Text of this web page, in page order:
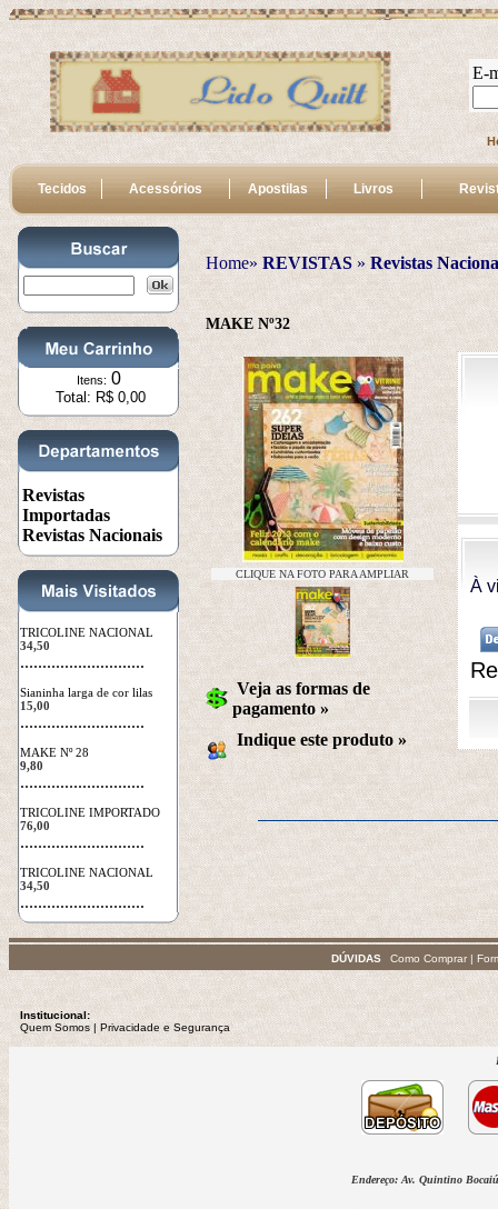
E-
Tecidos Acessórios Apostilas Livros
Itens: 0
Total: R$ 0,00
Revistas
Importadas
Revistas Nacionais
TRICOLINE NACIONAL
34,50
............................
Sianinha larga de cor lilas
15,00
............................
MAKE Nº 28
9,80
............................
TRICOLINE IMPORTADO
76,00
............................
TRICOLINE NACIONAL
34,50
............................
Home»REVISTAS » Revistas
MAKE Nº32
CLIQUE NA FOTO PARA AMPLIAR
À
Veja as formas de
pagamento »
Indique este produto »
DÚVIDAS Como Comprar |
Institucional:
Quem Somos | Privacidade e Segurança
Endereço: Av. Quintino